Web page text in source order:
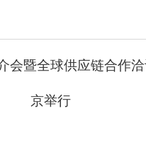
会暨全球供应链合作
京举行